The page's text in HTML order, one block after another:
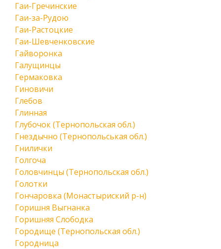
Гаи-Гречинские
Гаи-за-Рудою
Гаи-Растоцкие
Гаи-Шевченковские
Гайворонка
Галущинцы
Гермаковка
Гиновичи
Глебов
Глинная
Глубочок (Тернопольская обл.)
Гнездычно (Тернопольськая обл.)
Гнилички
Голгоча
Головчинцы (Тернопольская обл.)
Голотки
Гончаровка (Монастыриский р-н)
Горишня Выгнанка
Горишняя Слободка
Городище (Тернопольская обл.)
Городница